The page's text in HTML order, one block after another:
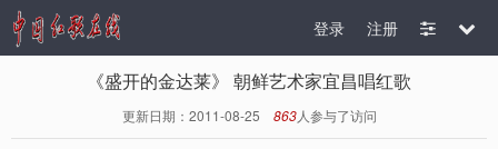
注册
登录
《盛开的金达莱》 朝鲜艺术家宜昌唱红歌
更新日期：2011-08-25 863人参与了访问